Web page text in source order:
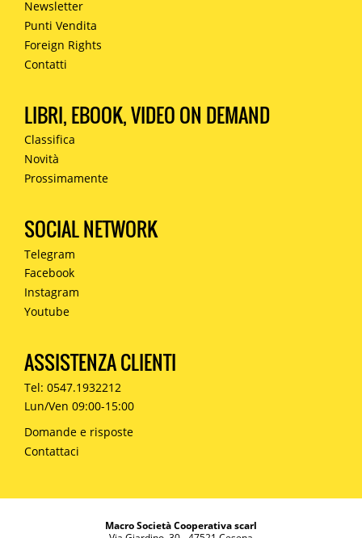
Newsletter
Punti Vendita
Foreign Rights
Contatti
LIBRI, EBOOK, VIDEO ON DEMAND
Classifica
Novità
Prossimamente
SOCIAL NETWORK
Telegram
Facebook
Instagram
Youtube
ASSISTENZA CLIENTI
Tel: 0547.1932212
Lun/Ven 09:00-15:00
Domande e risposte
Contattaci
Macro Società Cooperativa scarl